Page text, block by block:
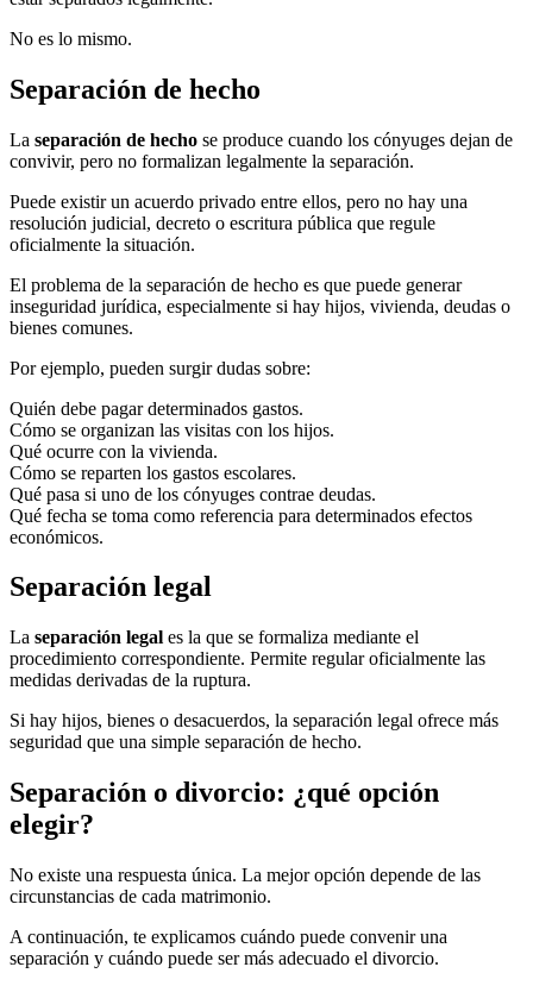
No es lo mismo.
Separación de hecho
La separación de hecho se produce cuando los cónyuges dejan de
convivir, pero no formalizan legalmente la separación.
Puede existir un acuerdo privado entre ellos, pero no hay una
resolución judicial, decreto o escritura pública que regule
oficialmente la situación.
El problema de la separación de hecho es que puede generar
inseguridad jurídica, especialmente si hay hijos, vivienda, deudas o
bienes comunes.
Por ejemplo, pueden surgir dudas sobre:
Quién debe pagar determinados gastos.
Cómo se organizan las visitas con los hijos.
Qué ocurre con la vivienda.
Cómo se reparten los gastos escolares.
Qué pasa si uno de los cónyuges contrae deudas.
Qué fecha se toma como referencia para determinados efectos
económicos.
Separación legal
La separación legal es la que se formaliza mediante el
procedimiento correspondiente. Permite regular oficialmente las
medidas derivadas de la ruptura.
Si hay hijos, bienes o desacuerdos, la separación legal ofrece más
seguridad que una simple separación de hecho.
Separación o divorcio: ¿qué opción
elegir?
No existe una respuesta única. La mejor opción depende de las
circunstancias de cada matrimonio.
A continuación, te explicamos cuándo puede convenir una
separación y cuándo puede ser más adecuado el divorcio.